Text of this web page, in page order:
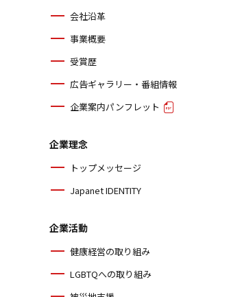
会社沿革
事業概要
受賞歴
広告ギャラリー・番組情報
企業案内パンフレット
企業理念
トップメッセージ
Japanet IDENTITY
企業活動
健康経営の取り組み
LGBTQへの取り組み